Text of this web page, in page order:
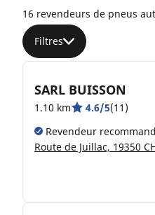
16 revendeurs de pneus
Filtres
SARL BUISSON
1.10 km 4.6/5(11)
Revendeur
Route de Juillac, 19350